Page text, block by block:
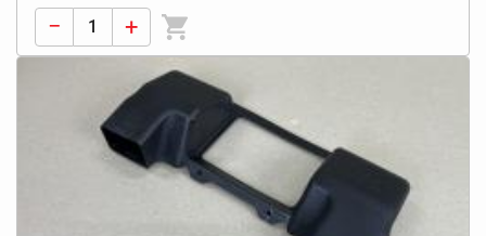
− +